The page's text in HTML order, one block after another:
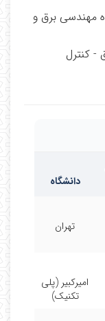
مهندسی برق و
- کنترل
دانشگاه
تهران
امیرکبیر (پلی
تکنیک)